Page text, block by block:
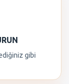
gibi